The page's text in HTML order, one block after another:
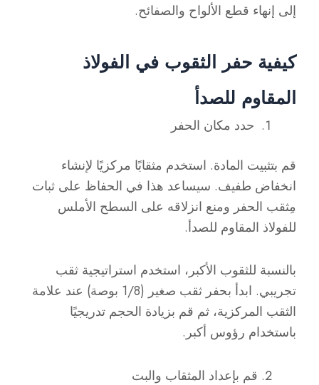
إلى إنهاء قطع الألواح والصفائح.
كيفية حفر الثقوب في الفولاذ
المقاوم للصدأ
حدد مكان الحفر
قم بتثبيت المادة. استخدم مثقابًا مركزيًا لإنشاء
انخفاض طفيف. سيساعد هذا في الحفاظ على ثبات
مِثقب الحفر ومنع انزلاقه على السطح الأملس
للفولاذ المقاوم للصدأ.
بالنسبة للثقوب الأكبر، استخدم استراتيجية ثقب
تجريبي. ابدأ بحفر ثقب صغير (1/8 بوصة) عند علامة
الثقب المركزية، ثم قم بزيادة الحجم تدريجيًا
باستخدام رؤوس أكبر.
قم بإعداد المثقاب والبت